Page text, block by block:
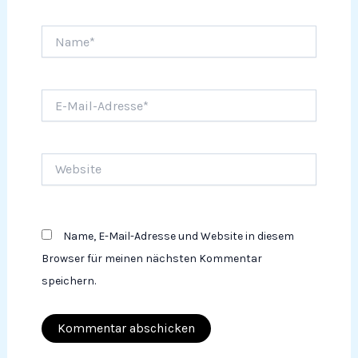
Mail-
Name, E-Mail-Adresse und Website in diesem
Browser für meinen nächsten Kommentar
speichern.